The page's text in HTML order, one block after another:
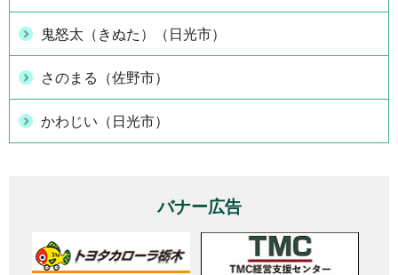
鬼怒太（きぬた）（日光市）
さのまる（佐野市）
かわじい（日光市）
バナー広告